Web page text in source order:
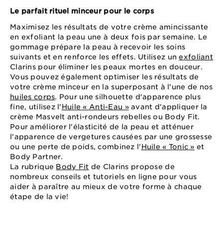
Le parfait rituel minceur pour le corps
Maximisez les résultats de votre crème amincissante
en exfoliant la peau une à deux fois par semaine. Le
gommage prépare la peau à recevoir les soins
suivants et en renforce les effets. Utilisez unexfoliant
Clarins pour éliminer les peaux mortes en douceur.
Vous pouvez également optimiser les résultats de
votre crème minceur en la superposant à l'une de nos
huiles corps. Pour une silhouette d'apparence plus
fine, utilisez l'Huile « Anti-Eau »avant d'appliquer la
crème Masvelt anti-rondeurs rebelles ou Body Fit.
Pour améliorer l'élasticité de la peau et atténuer
l'apparence de vergetures causées par une grossesse
ou une perte de poids, combinez l'Huile « Tonic » et
Body Partner.
La rubrique Body Fit de Clarins propose de
nombreux conseils et tutoriels en ligne pour vous
aider à paraître au mieux de votre forme à chaque
étape de la vie!